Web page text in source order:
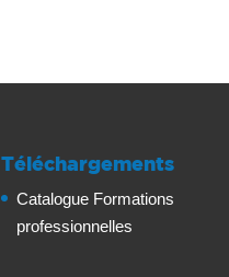
Téléchargements
Catalogue Formations
professionnelles